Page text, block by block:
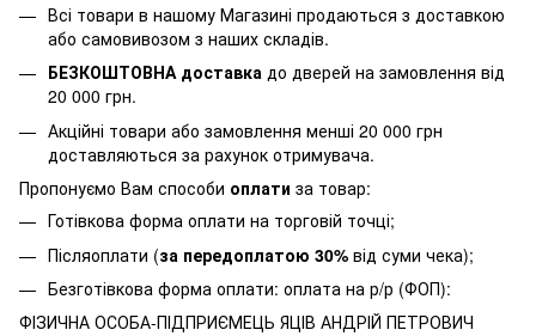
Всі товари в нашому Магазині продаються з доставкою
або самовивозом з наших складів.
БЕЗКОШТОВНА доставка до дверей на замовлення від
20 000 грн.
Акційні товари або замовлення менші 20 000 грн
доставляються за рахунок отримувача.
Пропонуємо Вам способи оплати за товар:
Готівкова форма оплати на торговій точці;
Післяоплати (за передоплатою 30% від суми чека);
Безготівкова форма оплати: оплата на р/р (ФОП):
ФІЗИЧНА ОСОБА-ПІДПРИЄМЕЦЬ ЯЦІВ АНДРІЙ ПЕТРОВИЧ